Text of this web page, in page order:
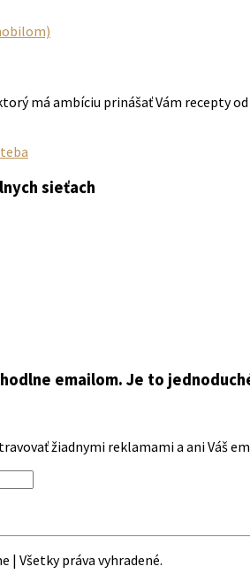
má ambíciu prinášať Vám recepty
sieťach
emailom. Je to
žiadnymi reklamami a ani Váš
| Všetky práva vyhradené.